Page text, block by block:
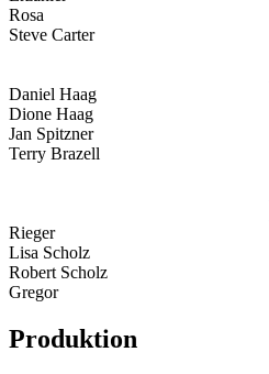
Rosa
Steve Carter
Daniel Haag
Dione Haag
Jan Spitzner
Terry Brazell
Rieger
Lisa Scholz
Robert Scholz
Gregor
Produktion